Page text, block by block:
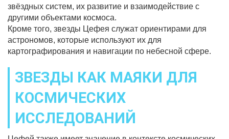
звёздных систем, их развитие и взаимодействие с
другими объектами космоса.
Кроме того, звезды Цефея служат ориентирами для
астрономов, которые используют их для
картографирования и навигации по небесной сфере.
ЗВЕЗДЫ КАК МАЯКИ ДЛЯ
КОСМИЧЕСКИХ
ИССЛЕДОВАНИЙ